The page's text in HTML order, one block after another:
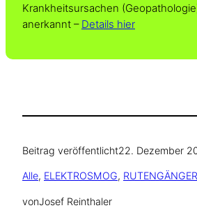
Krankheitsursachen
anerkannt – Details hier
Beitrag veröffentlicht22. Dezember
Alle, ELEKTROSMOG, RUTENGÄNGER
vonJosef Reinthaler